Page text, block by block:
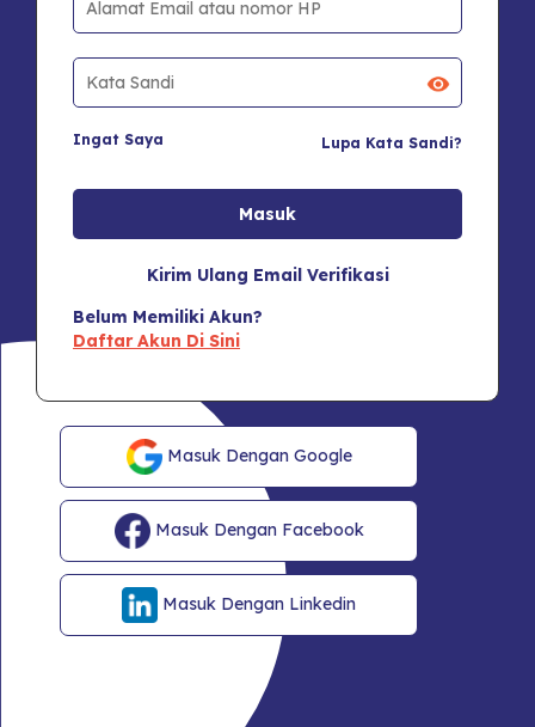
Ingat Saya Lupa Kata Sandi?
Kirim Ulang Email Verifikasi
Belum Memiliki Akun?
Daftar Akun Di Sini
Masuk Dengan Google
Masuk Dengan Facebook
Masuk Dengan Linkedin